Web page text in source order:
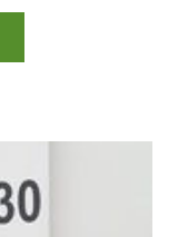
options
may